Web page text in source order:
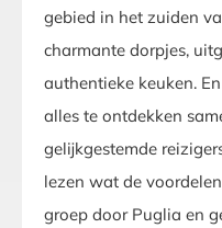
gebied in het zuiden
charmante dorpjes,
authentieke keuken.
alles te ontdekken
gelijkgestemde
lezen wat de
groep door Puglia en